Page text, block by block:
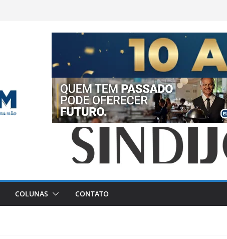
COLUNAS CONTATO